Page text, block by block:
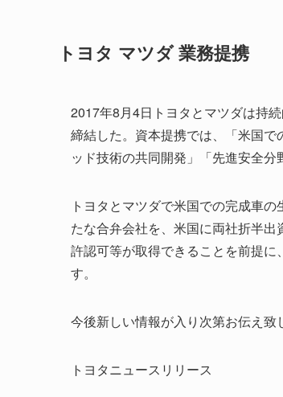
トヨタ マツダ 業務提携
2017年8月4日トヨタとマツダは持
締結した。資本提携では、「米国
ッド技術の共同開発」「先進安全分
トヨタとマツダで米国での完成車
たな合弁会社を、米国に両社折半
許認可等が取得できることを前提
す。
今後新しい情報が入り次第お伝え致
トヨタニュースリリース